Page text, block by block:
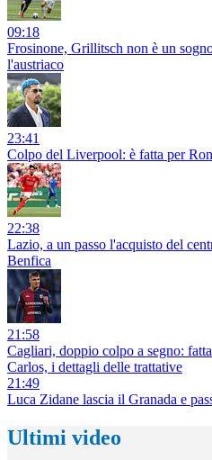
09:18
Frosinone, Grillitsch non è un
l'austriaco
23:41
Colpo del Liverpool: è fatta per
22:38
Lazio, a un passo l'acquisto del
Benfica
21:58
Cagliari, doppio colpo a segno:
Carlos, i dettagli delle trattative
21:49
Luca Zidane lascia il Granada e
Ultimi video